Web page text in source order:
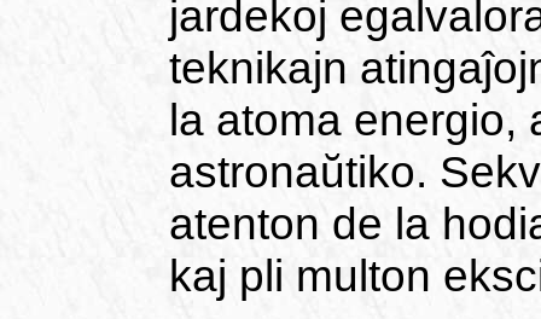
jardekoj
teknikajn
la atoma energio,
astronaŭtiko.
atenton de la
kaj pli multon